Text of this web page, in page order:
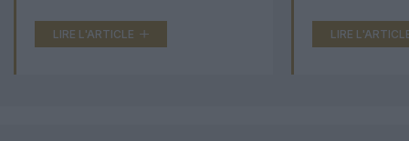
LIRE L'ARTICLE LIRE